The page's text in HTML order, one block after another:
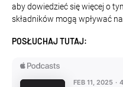
aby dowiedzieć się więcej o
składników mogą wpływać
POSŁUCHAJ TUTAJ: